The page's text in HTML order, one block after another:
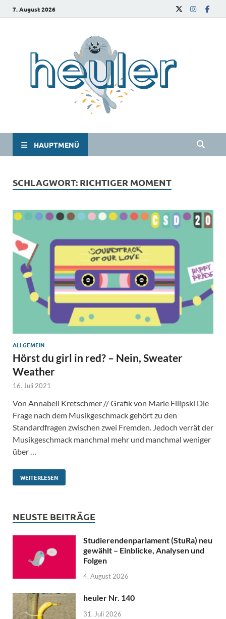
7. August 2026
HAUPTMENÜ
SCHLAGWORT: RICHTIGER MOMENT
ALLGEMEIN
Hörst du girl in red? – Nein, Sweater
Weather
16. Juli 2021
Von Annabell Kretschmer // Grafik von Marie Filipski Die
Frage nach dem Musikgeschmack gehört zu den
Standardfragen zwischen zwei Fremden. Jedoch verrät der
Musikgeschmack manchmal mehr und manchmal weniger
über …
WEITERLESEN
NEUSTE BEITRÄGE
Studierendenparlament (StuRa) neu
gewählt – Einblicke, Analysen und
Folgen
4. August 2026
heuler Nr. 140
31. Juli 2026